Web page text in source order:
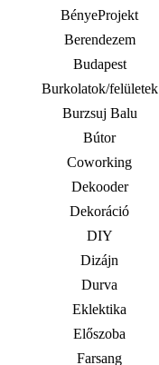
BényeProjekt
Berendezem
Budapest
Burkolatok/felületek
Burzsuj Balu
Bútor
Coworking
Dekooder
Dekoráció
DIY
Dizájn
Durva
Eklektika
Előszoba
Farsang